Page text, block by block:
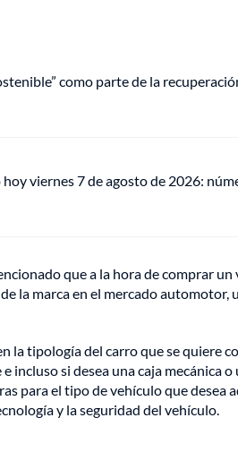
como parte de la
viernes 7 de agosto de 2026:
que a la hora de comprar un
la marca en el mercado automotor,
tipología del carro que se quiere
incluso si desea una caja mecánica
para el tipo de vehículo que desea
y la seguridad del vehículo.